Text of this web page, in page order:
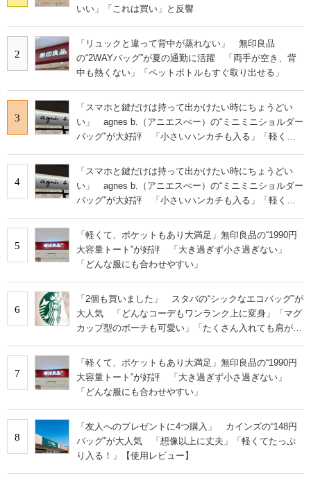
いい」「これは買い」と反響
2
「リュックと違って背中が蒸れない」 無印良品
の“2WAYバッグ”が夏の通勤に活躍 「両手が空き、背
中も熱くない」「ペットボトルもすぐ取り出せる」
3
「スマホと鍵だけは持って出かけたい時にちょうどい
い」 agnes b.（アニエスべー）の“ミニミニショルダー
バッグ”が大好評 「小さいハンカチも入る」「軽くて
4
「スマホと鍵だけは持って出かけたい時にちょうどい
い」 agnes b.（アニエスべー）の“ミニミニショルダー
バッグ”が大好評 「小さいハンカチも入る」「軽くて
5
「軽くて、ポケットもあり大満足」無印良品の“1990円
大容量トート”が好評 「大き過ぎず小さ過ぎない」
「どんな服にも合わせやすい」
6
「2個も買いました」 スタバの“シックなエコバッグ”が
大人気 「どんなコーデもワンランク上に変身」「マグ
カップ型のポーチも可愛い」「たくさん入れても肩が痛
7
「軽くて、ポケットもあり大満足」無印良品の“1990円
大容量トート”が好評 「大き過ぎず小さ過ぎない」
「どんな服にも合わせやすい」
8
「友人へのプレゼントに4つ購入」 カインズの“148円
バッグ”が大人気 「想像以上に丈夫」「軽くてたっぷ
り入る！」【使用レビュー】